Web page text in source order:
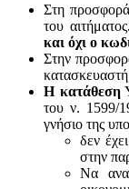
Στη
του
και όχι ο
Στην
Η κατάθεση
του ν. 1599/
γνήσιο της
δεν
στην
Να